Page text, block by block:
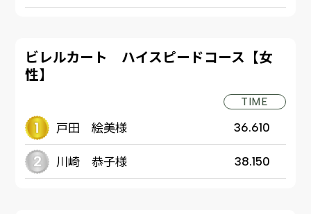
ビレルカート ハイスピードコース【女
性】
TIME
戸田 絵美様 36.610
川崎 恭子様 38.150